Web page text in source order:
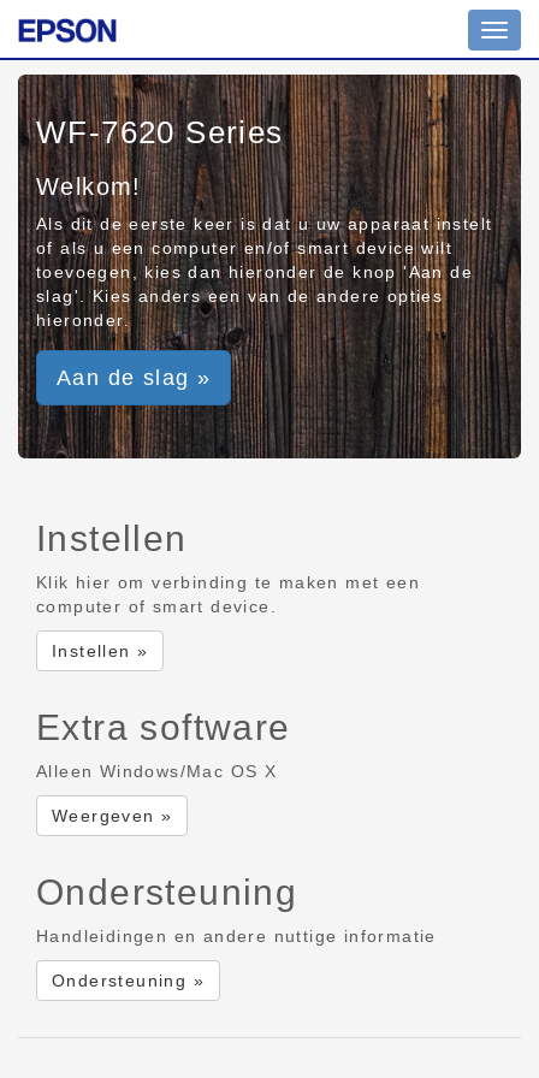
WF-7620 Series
Welkom!
Als dit de eerste keer is dat u uw apparaat instelt
of als u een computer en/of smart device wilt
toevoegen, kies dan hieronder de knop 'Aan de
slag'. Kies anders een van de andere opties
hieronder.
Aan de slag »
Instellen
Klik hier om verbinding te maken met een
computer of smart device.
Instellen »
Extra software
Alleen Windows/Mac OS X
Weergeven »
Ondersteuning
Handleidingen en andere nuttige informatie
Ondersteuning »